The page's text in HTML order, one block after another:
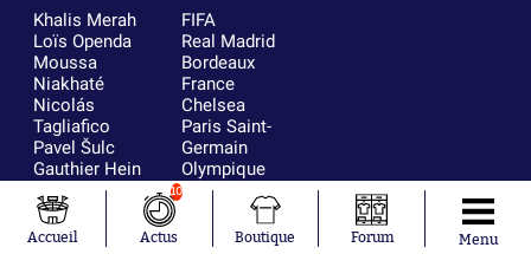
Khalis Merah
Loïs Openda
Moussa
Niakhaté
Nicolás
Tagliafico
Pavel Šulc
Gauthier Hein
Lionel Messi
Gonzalo
García Torres
Gio Reyna
FIFA
Real Madrid
Bordeaux
France
Chelsea
Paris Saint-
Germain
Olympique
lyonnais
AC Milan
RC Strasbourg
RC Lens
Accueil
10
Actus Boutique Forum Menu